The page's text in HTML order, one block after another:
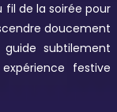
de la soirée pour
doucement
subtilement
festive